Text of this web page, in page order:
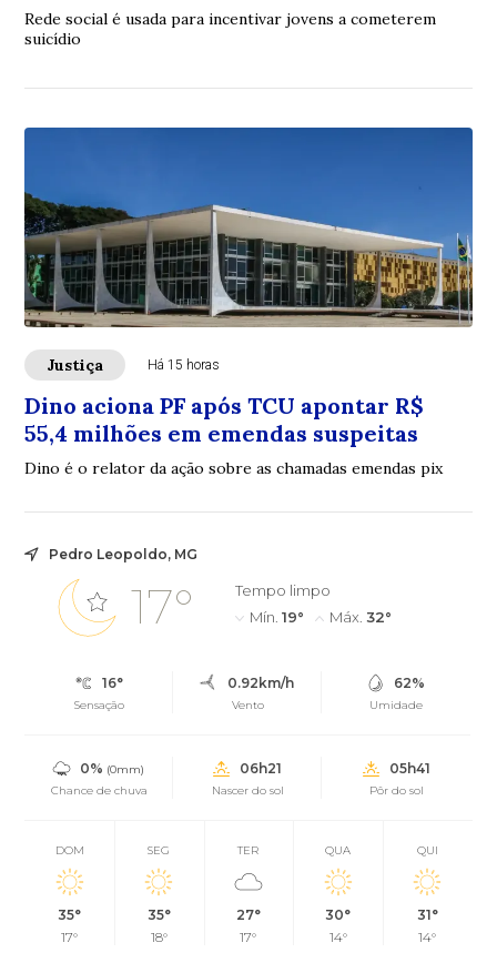
Rede social é usada para incentivar jovens a cometerem
suicídio
Justiça Há 15 horas
Dino aciona PF após TCU apontar R$
55,4 milhões em emendas suspeitas
Dino é o relator da ação sobre as chamadas emendas pix
Pedro Leopoldo, MG
17°
Tempo limpo
Mín. 19° Máx. 32°
16°
Sensação
0.92km/h
Vento
62%
Umidade
0% (0mm)
Chance de chuva
06h21
Nascer do sol
05h41
Pôr do sol
DOM
35°
17°
SEG
35°
18°
TER
27°
17°
QUA
30°
14°
QUI
31°
14°